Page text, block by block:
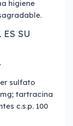
higiene
ES SU
sulfato
mg; tartracina
c.s.p. 100